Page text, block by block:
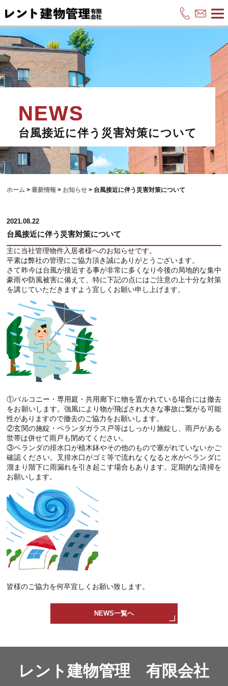
台風接近に伴う災害対策について
ホーム >最新情報 > お知らせ > 台風接近に伴う災害対策について
2021.08.22
台風接近に伴う災害対策について
主に当社管理物件入居者様へのお知らせです。
平素は弊社の管理にご協力頂き誠にありがとうございます。
さて昨今は台風が接近する事が非常に多くなり今後の局地的な集中
豪雨や防風被害に備えて、特に下記の点にはご注意の上十分な対策
を講じていただきますよう宜しくお願い申し上げます。
①バルコニー・専用庭・共用廊下に物を置かれている場合には撤去
をお願いします。強風により物が飛ばされ大きな事故に繋がる可能
性がありますので撤去のご協力をお願いします。
②玄関の施錠・ベランダガラス戸等はしっかり施錠し、雨戸がある
世帯は併せて雨戸も閉めてください。
③ベランダの排水口が植木鉢やその他のもので塞がれていないかご
確認ください。叉排水口がゴミ等で流れなくなると水がベランダに
溜まり階下に雨漏れを引き起こす場合もあります。定期的な清掃を
お願いします。
皆様のご協力を何卒宜しくお願い致します。
NEWS一覧へ
レント建物管理 有限会社